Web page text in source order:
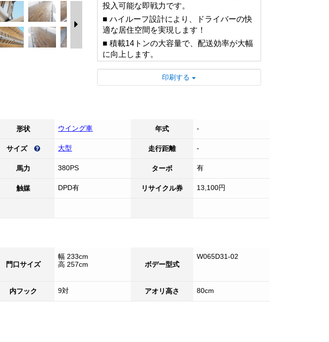
投入可能な即戦力です。
■ ハイルーフ設計により、ドライバーの快
適な居住空間を実現します！
■ 積載14トンの大容量で、配送効率が大幅
に向上します。
■ メッキパーツを多数装備し、見た目にも
高級感があります。
効率に優れています。
単かつ効率的に行えます。
■ 来店不要の便利なライブ商談や出張商談
■ 日本全国登録納車可能です！！
印刷する
形状 ウイング車 年式 -
サイズ 大型 走行距離 -
馬力 380PS ターボ 有
触媒 DPD有 リサイクル券 13,100円
門口サイズ
幅 233cm
高 257cm
ボデー型式
W065D31-02
内フック 9対 アオリ高さ 80cm